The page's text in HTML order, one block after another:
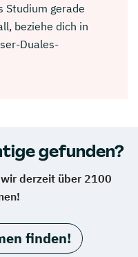
Studium gerade
beziehe dich in
Duales-
gefunden?
derzeit über 2100
finden!